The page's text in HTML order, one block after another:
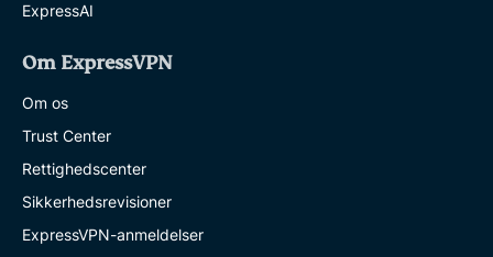
ExpressAI
Om ExpressVPN
Om os
Trust Center
Rettighedscenter
Sikkerhedsrevisioner
ExpressVPN-anmeldelser